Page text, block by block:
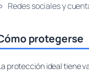
Redes sociales y
protegerse
protección ideal tiene